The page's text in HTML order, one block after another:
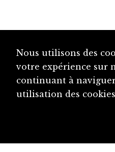
Nous utilisons des
votre expérience sur
continuant à
utilisation des